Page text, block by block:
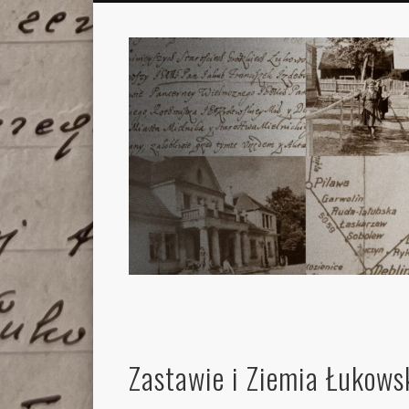
Zastawie i Ziemia